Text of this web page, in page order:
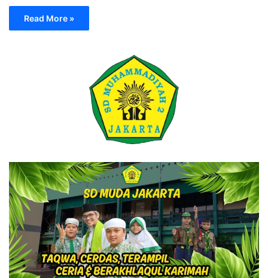
Read More »